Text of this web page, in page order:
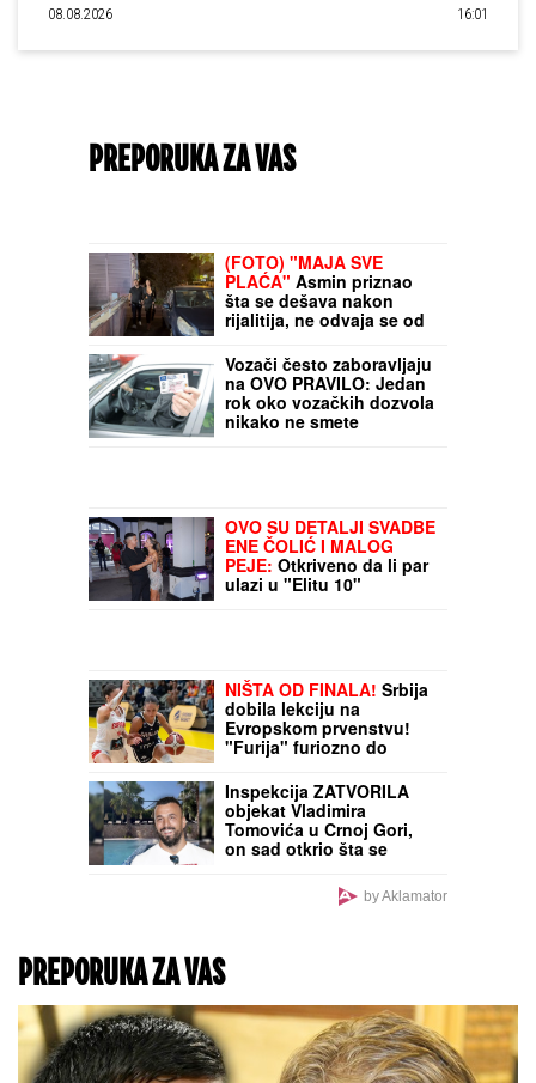
08.08.2026 16:01
PREPORUKA ZA VAS
(FOTO) "MAJA SVE
PLAĆA" Asmin priznao
šta se dešava nakon
rijalitija, ne odvaja se od
kakav im je odnos nakon
skandala
Vozači često zaboravljaju
na OVO PRAVILO: Jedan
rok oko vozačkih dozvola
nikako ne smete
OVO SU DETALJI SVADBE
ENE ČOLIĆ I MALOG
PEJE: Otkriveno da li par
ulazi u "Elitu 10"
NIŠTA OD FINALA! Srbija
dobila lekciju na
Evropskom prvenstvu!
"Furija" furiozno do
Inspekcija ZATVORILA
objekat Vladimira
Tomovića u Crnoj Gori,
on sad otkrio šta se
neću im zaboraviti"by Aklamator
PREPORUKA ZA VAS